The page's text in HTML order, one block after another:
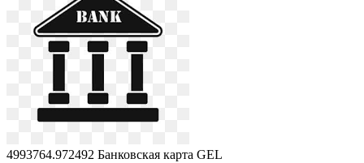
4993764.972492 Банковская карта GEL